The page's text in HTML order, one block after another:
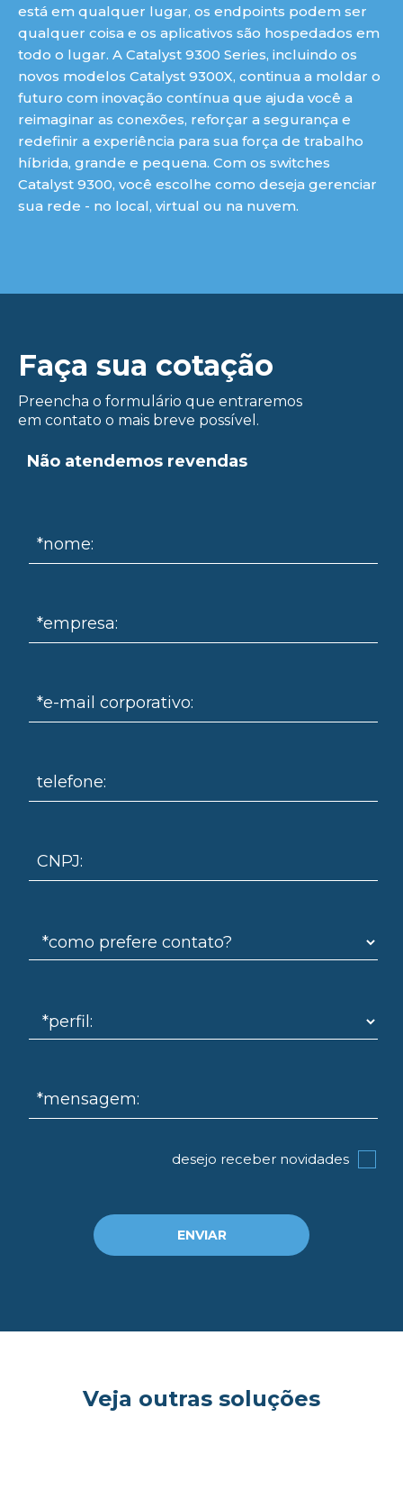
está em qualquer lugar, os endpoints podem ser
qualquer coisa e os aplicativos são hospedados em
todo o lugar. A Catalyst 9300 Series, incluindo os
novos modelos Catalyst 9300X, continua a moldar o
futuro com inovação contínua que ajuda você a
reimaginar as conexões, reforçar a segurança e
redefinir a experiência para sua força de trabalho
híbrida, grande e pequena. Com os switches
Catalyst 9300, você escolhe como deseja gerenciar
sua rede - no local, virtual ou na nuvem.
Faça sua cotação
Preencha o formulário que entraremos
em contato o mais breve possível.
Não atendemos revendas
*nome:
*empresa:
*e-mail corporativo:
telefone:
CNPJ:
*mensagem:
desejo receber novidades
ENVIAR
Veja outras soluções